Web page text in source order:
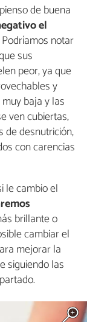
de buena
el
notar
sus
peor, ya que
y
baja y las
ven cubiertas,
de desnutrición,
con carencias
le cambio el
brillante o
cambiar el
mejorar la
siguiendo las